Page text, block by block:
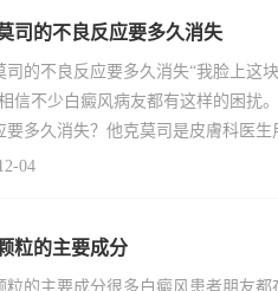
司的不良反应要多久消失
司的不良反应要多久消失“我脸上这
信不少白癜风病友都有这样的困
要多久消失？他克莫司是皮膚科医
04
粒的主要成分
粒的主要成分很多白癜风患者朋友